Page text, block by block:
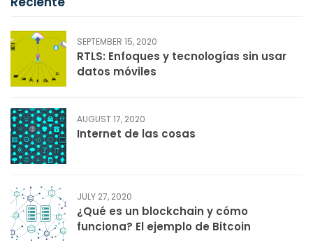
SEPTEMBER 15, 2020
RTLS: Enfoques y tecnologías sin usar
datos móviles
AUGUST 17, 2020
Internet de las cosas
JULY 27, 2020
¿Qué es un blockchain y cómo
funciona? El ejemplo de Bitcoin